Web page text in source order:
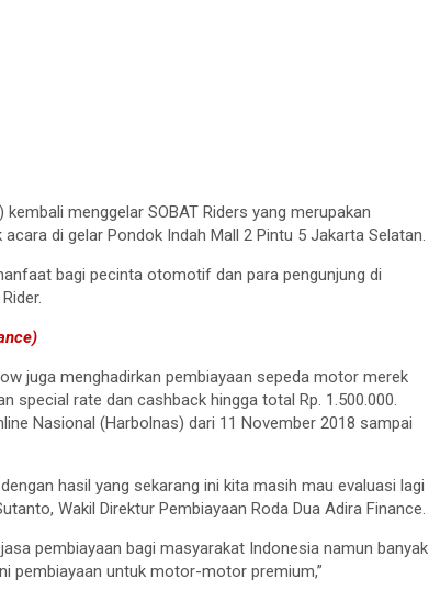
menggelar SOBAT Riders yang merupakan
di gelar Pondok Indah Mall 2 Pintu 5 Jakarta Selatan.
bagi pecinta otomotif dan para pengunjung di
juga menghadirkan pembiayaan sepeda motor merek
special rate dan cashback hingga total Rp. 1.500.000.
Nasional (Harbolnas) dari 11 November 2018 sampai
hasil yang sekarang ini kita masih mau evaluasi lagi
Wakil Direktur Pembiayaan Roda Dua Adira Finance.
pembiayaan bagi masyarakat Indonesia namun banyak
pembiayaan untuk motor-motor premium,”